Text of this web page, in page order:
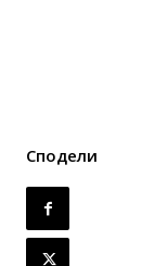
Сподели